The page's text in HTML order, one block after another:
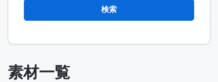
検索
素材一覧